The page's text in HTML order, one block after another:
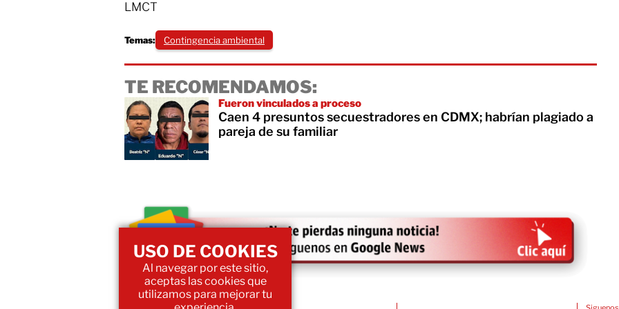
LMCT
Temas: Contingencia ambiental
TE RECOMENDAMOS:
Fueron vinculados a proceso
Caen 4 presuntos secuestradores en CDMX; habrían plagiado a
pareja de su familiar
USO DE COOKIES
Al navegar por este sitio,
aceptas las cookies que
utilizamos para mejorar tu